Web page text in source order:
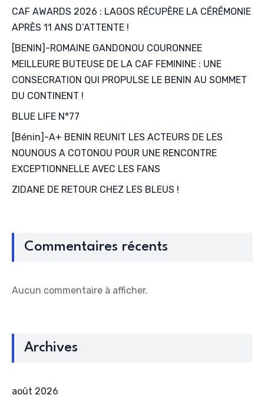
CAF AWARDS 2026 : LAGOS RÉCUPÈRE LA CÉRÉMONIE
APRÈS 11 ANS D’ATTENTE !
[BENIN]-ROMAINE GANDONOU COURONNEE
MEILLEURE BUTEUSE DE LA CAF FEMININE : UNE
CONSECRATION QUI PROPULSE LE BENIN AU SOMMET
DU CONTINENT !
BLUE LIFE N°77
[Bénin]-A+ BENIN REUNIT LES ACTEURS DE LES
NOUNOUS A COTONOU POUR UNE RENCONTRE
EXCEPTIONNELLE AVEC LES FANS
ZIDANE DE RETOUR CHEZ LES BLEUS !
Commentaires récents
Aucun commentaire à afficher.
Archives
août 2026